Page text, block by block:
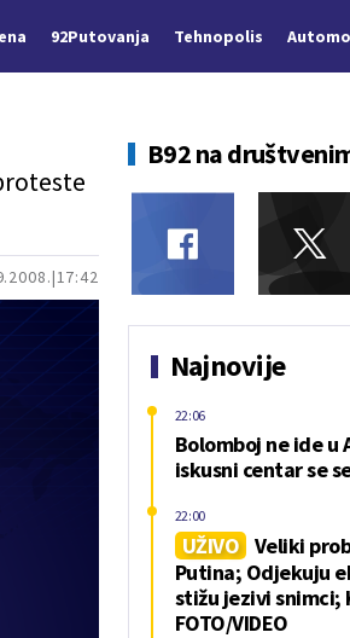
92Putovanja Tehnopolis
17:42
B92 na
Najnovije
Bolomboj ne ide u
iskusni centar se
22:06
UŽIVO Veliki
Putina; Odjekuju
stižu jezivi snimci;
FOTO/VIDEO
22:00